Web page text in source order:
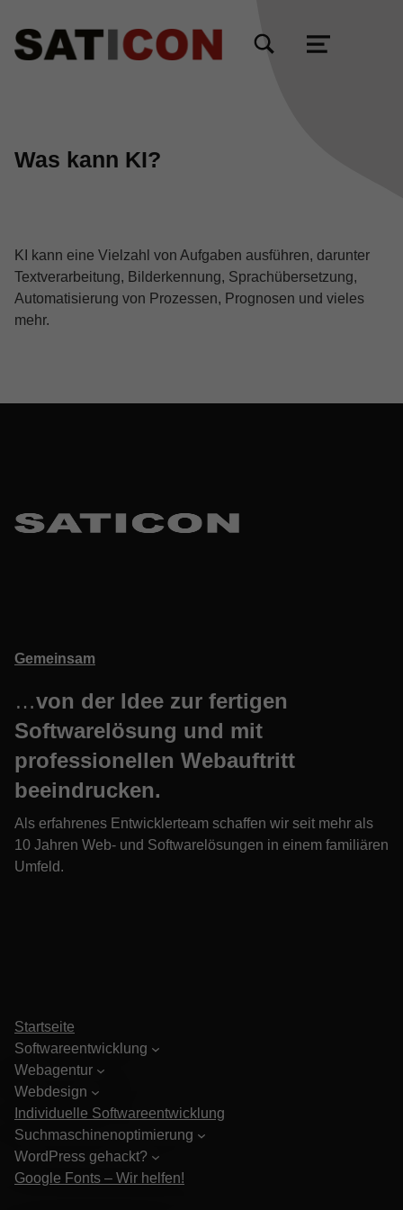
TOGGLE SEARCH FORM MODAL BOX
MENU
Was kann KI?
KI kann eine Vielzahl von Aufgaben ausführen, darunter
Textverarbeitung, Bilderkennung, Sprachübersetzung,
Automatisierung von Prozessen, Prognosen und vieles
mehr.
Gemeinsam
…von der Idee zur fertigen
Softwarelösung und mit
professionellen Webauftritt
beeindrucken.
Als erfahrenes Entwicklerteam schaffen wir seit mehr als
10 Jahren Web- und Softwarelösungen in einem familiären
Umfeld.
Startseite
Softwareentwicklung
Webagentur
Webdesign
Individuelle Softwareentwicklung
Suchmaschinenoptimierung
WordPress gehackt?
Google Fonts – Wir helfen!